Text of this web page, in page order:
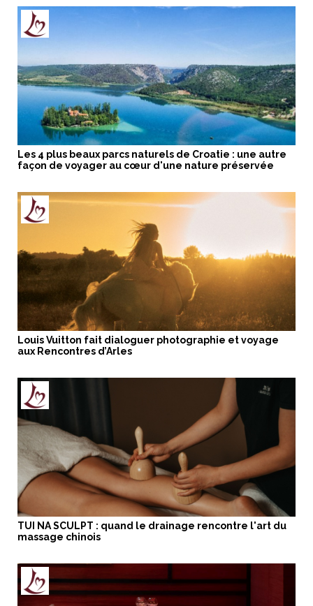
Les 4 plus beaux parcs naturels de Croatie : une autre
façon de voyager au cœur d'une nature préservée
Louis Vuitton fait dialoguer photographie et voyage
aux Rencontres d’Arles
TUI NA SCULPT : quand le drainage rencontre l'art du
massage chinois